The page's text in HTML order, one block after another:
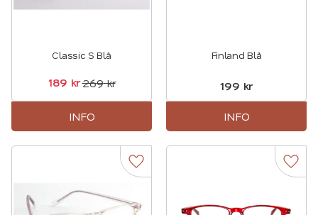
Classic S Blå
189 kr269kr
INFO
Finland Blå
199 kr
INFO
Lägg till i favoriter